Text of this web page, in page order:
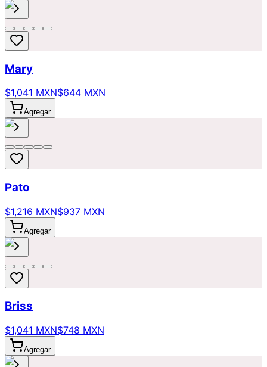
Mary
$1,041 MXN$644 MXN
Agregar
Pato
$1,216 MXN$937 MXN
Agregar
Briss
$1,041 MXN$748 MXN
Agregar